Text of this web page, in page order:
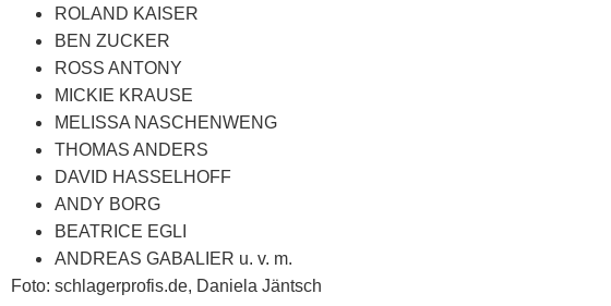
ROLAND KAISER
BEN ZUCKER
ROSS ANTONY
MICKIE KRAUSE
MELISSA NASCHENWENG
THOMAS ANDERS
DAVID HASSELHOFF
ANDY BORG
BEATRICE EGLI
ANDREAS GABALIER u. v. m.
Foto: schlagerprofis.de, Daniela Jäntsch